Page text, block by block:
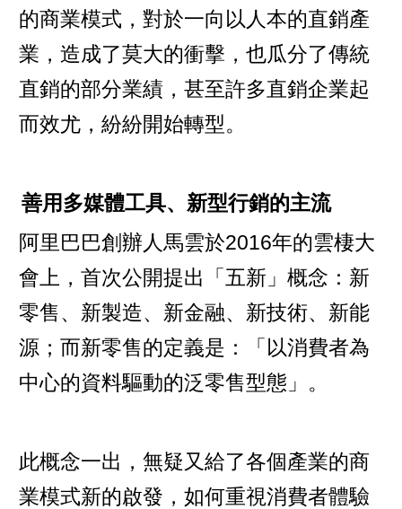
的商業模式，對於一向以人本的直銷產
業，造成了莫大的衝擊，也瓜分了傳統
直銷的部分業績，甚至許多直銷企業起
而效尤，紛紛開始轉型。
善用多媒體工具、新型行銷的主流
阿里巴巴創辦人馬雲於2016年的雲棲大
會上，首次公開提出「五新」概念：新
零售、新製造、新金融、新技術、新能
源；而新零售的定義是：「以消費者為
中心的資料驅動的泛零售型態」。
此概念一出，無疑又給了各個產業的商
業模式新的啟發，如何重視消費者體驗